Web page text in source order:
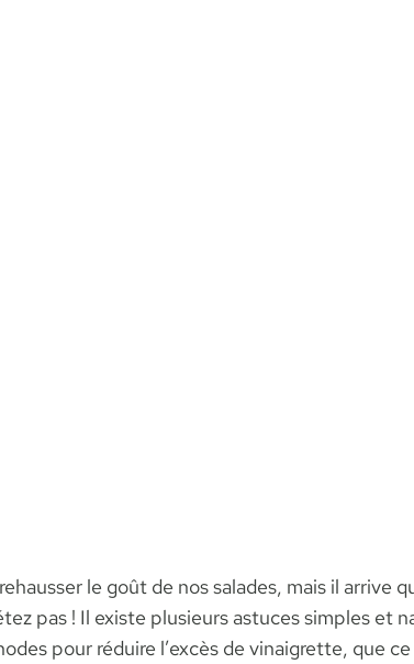
le goût de nos salades, mais il arrive
pas ! Il existe plusieurs astuces simples
pour réduire l’excès de vinaigrette, que